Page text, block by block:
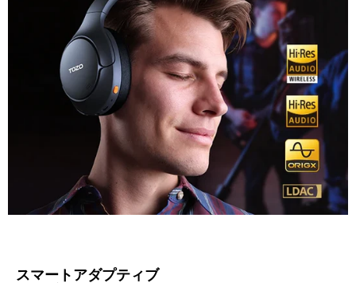
スマートアダプティブ